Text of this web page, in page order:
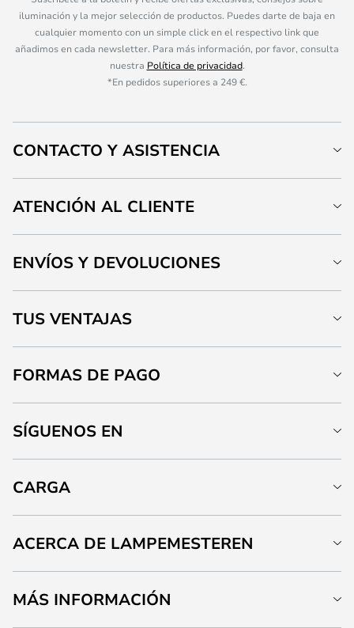
iluminación y la mejor selección de productos. Puedes darte de baja en
cualquier momento con un simple click en el respectivo link que
añadimos en cada newsletter. Para más información, por favor, consulta
nuestra Política de privacidad.
*En pedidos superiores a 249 €.
CONTACTO Y ASISTENCIA
ATENCIÓN AL CLIENTE
ENVÍOS Y DEVOLUCIONES
TUS VENTAJAS
FORMAS DE PAGO
SÍGUENOS EN
CARGA
ACERCA DE LAMPEMESTEREN
MÁS INFORMACIÓN